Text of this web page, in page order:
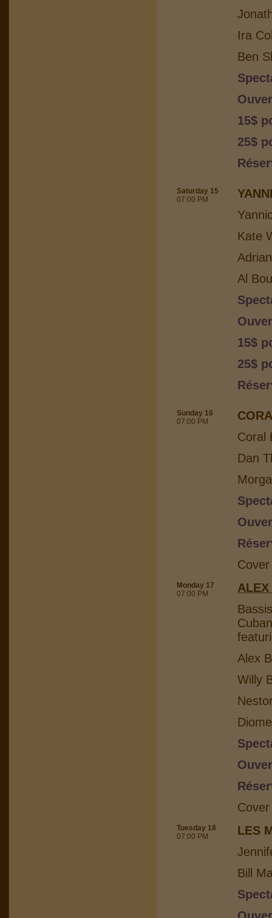
Ira
Ben
15$
25$
Saturday 15
07:00 PM
Kate
Al
15$
25$
Sunday 16
07:00 PM
Coral
Dan
Monday 17
07:00 PM
Alex
Willy
Tuesday 18
07:00 PM
LES
Bill